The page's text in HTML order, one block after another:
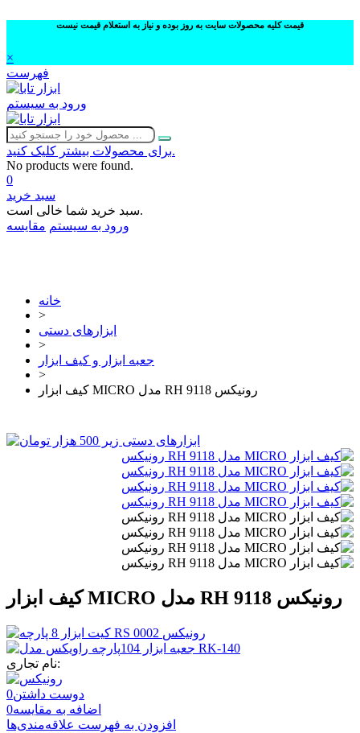
قیمت کلیه محصولات سایت به روز بوده و نیاز به استعلام قیمت نیست
×
فهرست
ورود به سیستم
برای محصولات بیشتر کلیک کنید.
No products were found.
0
سبد خرید
سبد خرید شما خالی است.
ورود به سیستم مقایسه
خانه
>
ابزارهای دستی
>
جعبه ابزار و کیف ابزار
>
کیف ابزار MICRO مدل RH 9118 رونیکس
کیف ابزار MICRO مدل RH 9118 رونیکس
نام تجاری:
دوست داشتن0
اضافه به مقایسه0
افزودن به فهرست علاقه‌مندی‌ها